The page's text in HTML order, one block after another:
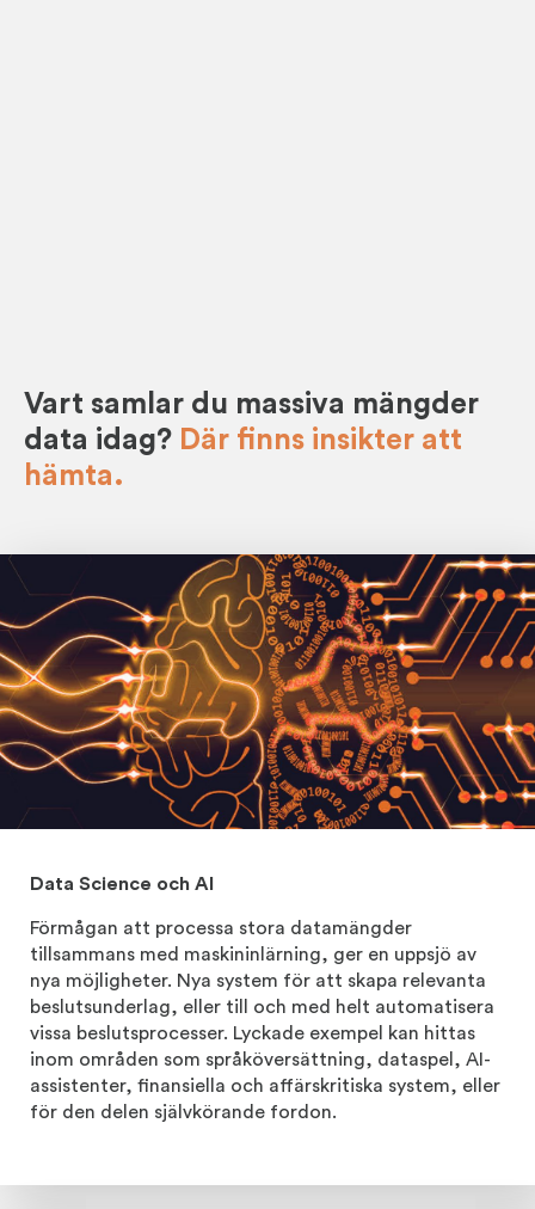
Vart samlar du massiva mängder
data idag? Där finns insikter att
hämta.
Data Science och AI
Förmågan att processa stora datamängder
tillsammans med maskininlärning, ger en uppsjö av
nya möjligheter. Nya system för att skapa relevanta
beslutsunderlag, eller till och med helt automatisera
vissa beslutsprocesser. Lyckade exempel kan hittas
inom områden som språköversättning, dataspel, AI-
assistenter, finansiella och affärskritiska system, eller
för den delen självkörande fordon.